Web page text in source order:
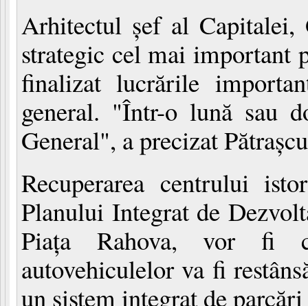
Arhitectul şef al Capitalei,
strategic cel mai important
finalizat lucrările
general. "Într-o lună sau
General", a precizat
Recuperarea centrului
Planului Integrat de
Piaţa Rahova, vor fi
autovehiculelor va fi
un sistem integrat de